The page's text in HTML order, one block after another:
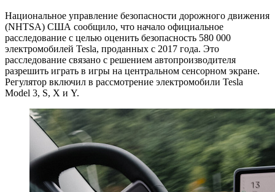
Национальное управление безопасности дорожного движения
(NHTSA) США сообщило, что начало официальное
расследование с целью оценить безопасность 580 000
электромобилей Tesla, проданных с 2017 года. Это
расследование связано с решением автопроизводителя
разрешить играть в игры на центральном сенсорном экране.
Регулятор включил в рассмотрение электромобили Tesla
Model 3, S, X и Y.